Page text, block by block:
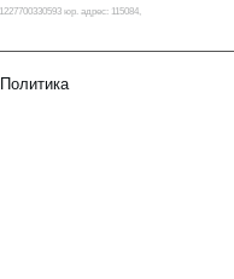
юр. адрес: 115084,
Политика